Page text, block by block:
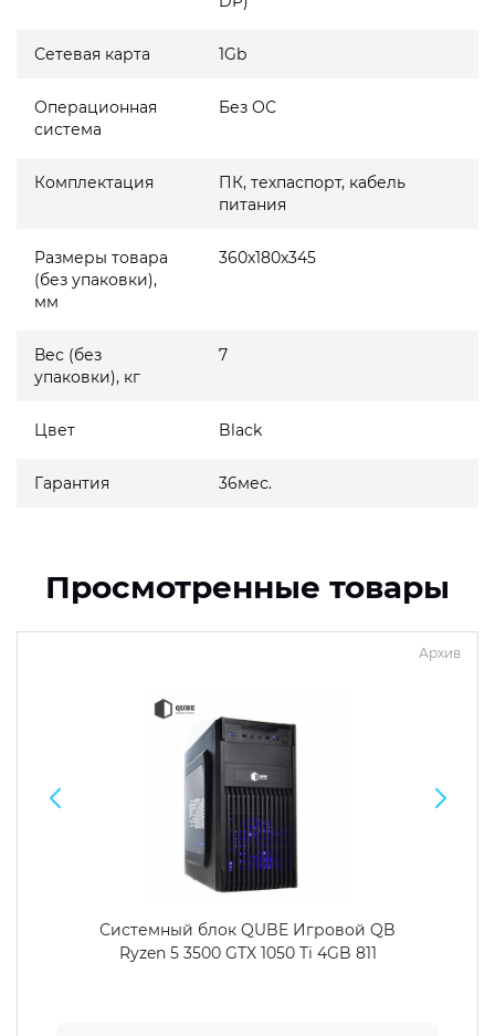
Сетевая карта 1Gb
Операционная
система
Без ОС
Комплектация
ПК, техпаспорт, кабель
питания
Размеры товара
(без упаковки),
мм
360x180x345
Вес (без
упаковки), кг
7
Цвет Black
Гарантия 36мес.
Просмотренные товары
Архив
Системный блок QUBE Игровой QB
Ryzen 5 3500 GTX 1050 Ti 4GB 811